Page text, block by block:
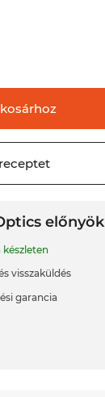
kosárhoz
receptet
előnyök
készleten
visszaküldés
garancia